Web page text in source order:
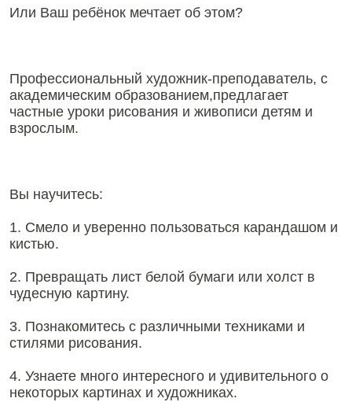
Или Ваш ребёнок мечтает об этом?
Профессиональный художник-преподаватель, с
академическим образованием,предлагает
частные уроки рисования и живописи детям и
взрослым.
Вы научитесь:
1. Смело и уверенно пользоваться карандашом и
кистью.
2. Превращать лист белой бумаги или холст в
чудесную картину.
3. Познакомитесь с различными техниками и
стилями рисования.
4. Узнаете много интересного и удивительного о
некоторых картинах и художниках.